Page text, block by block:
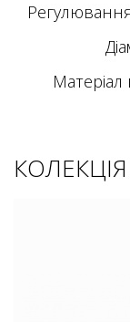
КОЛЕКЦІЯ